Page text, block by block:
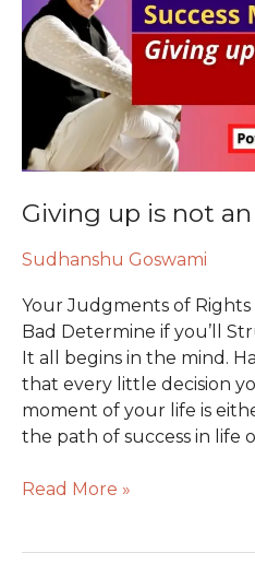
Giving up is not
Sudhanshu Goswami
Your Judgments of
Bad Determine if you’ll
It all begins in the mind.
that every little decision
moment of your life is
the path of success in life
not
an
option
Read More »